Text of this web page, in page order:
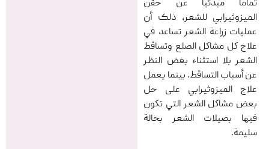
تماماً مبدئیاً عن حقن
الميزوثيرابي للشعر، ذلک أن
عمليات زراعة الشعر تساعد في
علاج كل مشاكل الصلع وتساقط
الشعر بلا استثناء بغض النظر
عن أسباب التساقط. بينما يعمل
علاج الميزوثيرابي على حل
بعض مشاكل الشعر التي تكون
فيها بصيلات الشعر بحالة
سليمة.